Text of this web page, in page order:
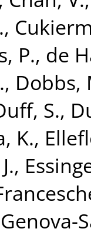
,
P., de
, Dobbs,
S.,
K.,
,
Genova-